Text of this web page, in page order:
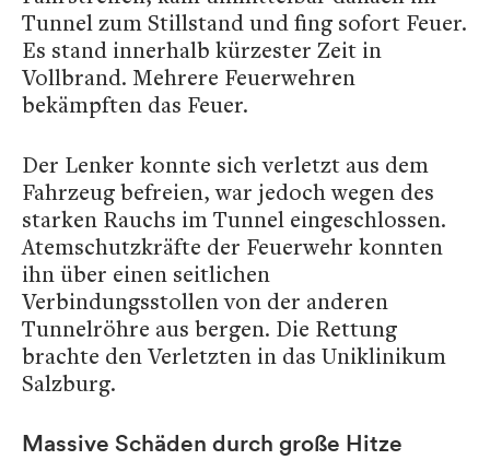
Tunnel zum Stillstand und fing sofort Feuer.
Es stand innerhalb kürzester Zeit in
Vollbrand. Mehrere Feuerwehren
bekämpften das Feuer.
Der Lenker konnte sich verletzt aus dem
Fahrzeug befreien, war jedoch wegen des
starken Rauchs im Tunnel eingeschlossen.
Atemschutzkräfte der Feuerwehr konnten
ihn über einen seitlichen
Verbindungsstollen von der anderen
Tunnelröhre aus bergen. Die Rettung
brachte den Verletzten in das Uniklinikum
Salzburg.
Massive Schäden durch große Hitze